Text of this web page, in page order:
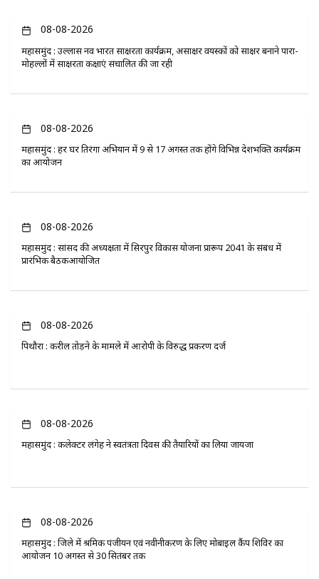
08-08-2026
महासमुंद : उल्लास नव भारत साक्षरता कार्यक्रम, असाक्षर वयस्कों को साक्षर बनाने पारा-
मोहल्लों में साक्षरता कक्षाएं संचालित की जा रही
08-08-2026
महासमुंद : हर घर तिरंगा अभियान में 9 से 17 अगस्त तक होंगे विभिन्न देशभक्ति कार्यक्रम
का आयोजन
08-08-2026
महासमुंद : सांसद की अध्यक्षता में सिरपुर विकास योजना प्रारूप 2041 के संबंध में
प्रारंभिक बैठकआयोजित
08-08-2026
पिथौरा : करील तोड़ने के मामले में आरोपी के विरुद्ध प्रकरण दर्ज
08-08-2026
महासमुंद : कलेक्टर लंगेह ने स्वतंत्रता दिवस की तैयारियों का लिया जायजा
08-08-2026
महासमुंद : जिले में श्रमिक पंजीयन एवं नवीनीकरण के लिए मोबाइल कैंप शिविर का
आयोजन 10 अगस्त से 30 सितंबर तक